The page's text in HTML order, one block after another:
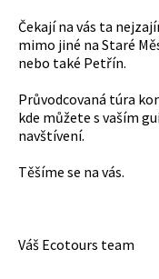
Čekají na vás ta
mimo jiné na Staré
nebo také Petřín.
Průvodcovaná túra
kde můžete s vaším
navštívení.
Těšíme se na vás.
Váš Ecotours team